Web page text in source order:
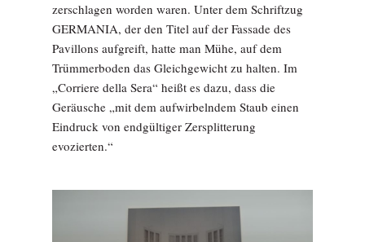
zerschlagen worden waren. Unter dem Schriftzug
GERMANIA, der den Titel auf der Fassade des
Pavillons aufgreift, hatte man Mühe, auf dem
Trümmerboden das Gleichgewicht zu halten. Im
„Corriere della Sera“ heißt es dazu, dass die
Geräusche „mit dem aufwirbelndem Staub einen
Eindruck von endgültiger Zersplitterung
evozierten.“